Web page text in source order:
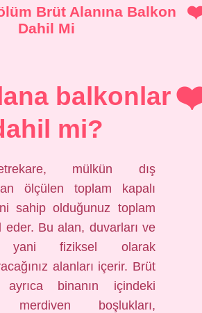
Brüt Alanına Balkon
Dahil Mi
balkonlar
mi?
mülkün dış
ölçülen toplam kapalı
sahip olduğunuz toplam
eder. Bu alan, duvarları ve
yani fiziksel olarak
alanları içerir. Brüt
ayrıca binanın içindeki
merdiven boşlukları,